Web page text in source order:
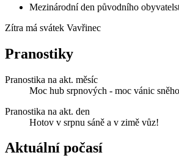
Mezinárodní den původního
Zítra má svátek Vavřinec
Pranostiky
Pranostika na akt. měsíc
Moc hub srpnových - moc vánic
Pranostika na akt. den
Hotov v srpnu sáně a v zimě vůz!
Aktuální počasí